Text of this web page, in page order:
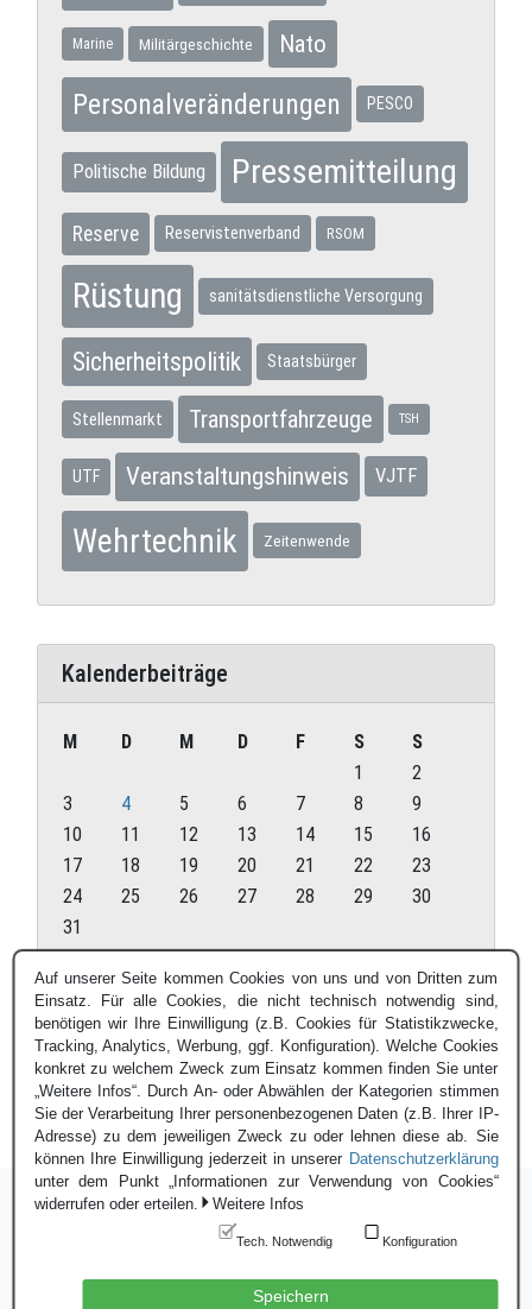
Marine Militärgeschichte Nato
Personalveränderungen PESCO
Politische Bildung Pressemitteilung
Reserve Reservistenverband RSOM
Rüstung sanitätsdienstliche Versorgung
Sicherheitspolitik Staatsbürger
Stellenmarkt Transportfahrzeuge TSH
UTF Veranstaltungshinweis VJTF
Wehrtechnik Zeitenwende
Kalenderbeiträge
August 2026
M D M D F S
S
1
2
3
4 5 6 7 8
9
10
11 12 13 14 15
16
17
18 19 20 21 22
23
24
25 26 27 28 29
30
31
« Juli
© Blauer Bund e.V. - 2026
Auf unserer Seite kommen Cookies von uns und von Dritten zum
Einsatz. Für alle Cookies, die nicht technisch notwendig sind,
benötigen wir Ihre Einwilligung (z.B. Cookies für Statistikzwecke,
Tracking, Analytics, Werbung, ggf. Konfiguration). Welche Cookies
konkret zu welchem Zweck zum Einsatz kommen finden Sie unter
„Weitere Infos“. Durch An- oder Abwählen der Kategorien stimmen
Sie der Verarbeitung Ihrer personenbezogenen Daten (z.B. Ihrer IP-
Adresse) zu dem jeweiligen Zweck zu oder lehnen diese ab. Sie
können Ihre Einwilligung jederzeit in unserer Datenschutzerklärung
unter dem Punkt „Informationen zur Verwendung von Cookies“
widerrufen oder erteilen.
Weitere Infos
Tech. Notwendig Konfiguration
Speichern